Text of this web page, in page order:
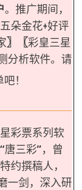
。推广期间，
朵金花+好评
〗 〖彩皇三星
分析软件。请
！
彩票系列软
三彩”，曾
约撰稿人，
一剑，深入研